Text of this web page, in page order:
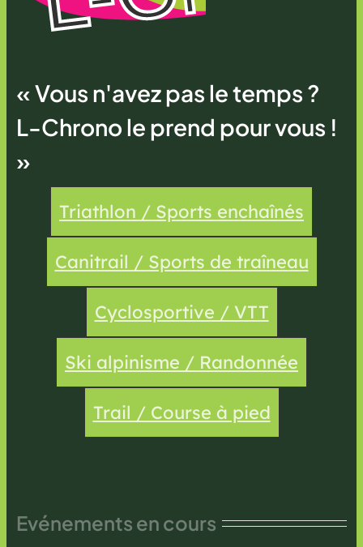
« Vous n'avez pas le temps ?
L-Chrono le prend pour vous !
»
Triathlon / Sports enchaînés
Canitrail / Sports de traîneau
Cyclosportive / VTT
Ski alpinisme / Randonnée
Trail / Course à pied
Evénements en cours